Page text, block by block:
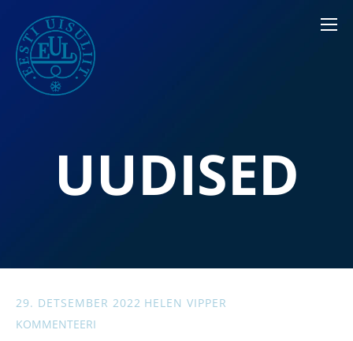
UUDISED
29. DETSEMBER 2022 HELEN VIPPER
KOMMENTEERI